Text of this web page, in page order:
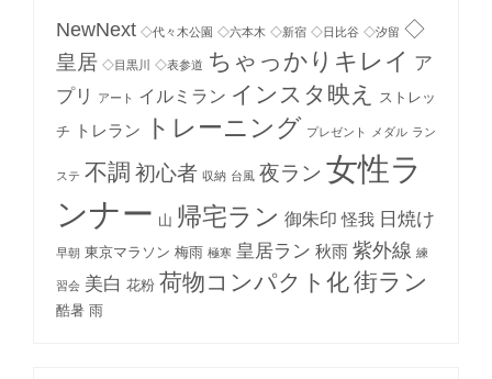
NewNext ◇代々木公園 ◇六本木 ◇新宿 ◇日比谷 ◇汐留 ◇
皇居 ◇目黒川 ◇表参道 ちゃっかりキレイ ア
プリ
アート イルミラン インスタ映え ストレッ
チ トレラン トレーニング プレゼント メダル ラン
ステ 不調 初心者 収納 台風 夜ラン 女性ラ
ンナー 山 帰宅ラン 御朱印 怪我 日焼け
早朝 東京マラソン 梅雨 極寒 皇居ラン 秋雨 紫外線 練
習会 美白 花粉 荷物コンパクト化街ラン
酷暑 雨